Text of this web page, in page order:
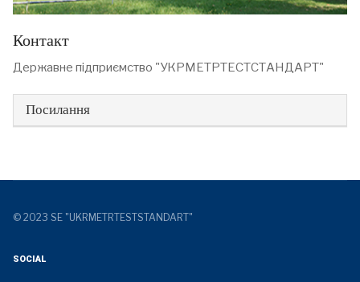
Контакт
Державне підприємство "УКРМЕТРТЕСТСТАНДАРТ"
Посилання
© 2023 SE "UKRMETRTESTSTANDART"
SOCIAL